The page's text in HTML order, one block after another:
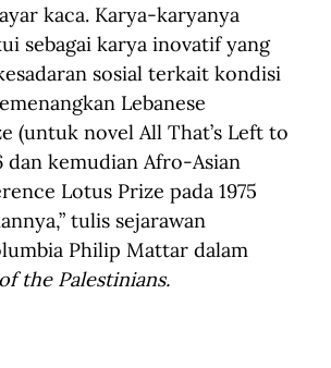
kaca. Karya-karyanya
sebagai karya inovatif yang
sosial terkait kondisi
Lebanese
(untuk novel All That’s Left to
dan kemudian Afro-Asian
Lotus Prize pada 1975
tulis sejarawan
Philip Mattar dalam
the Palestinians.